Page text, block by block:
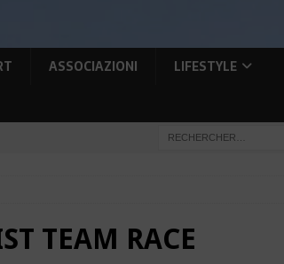
ASSOCIAZIONI
LIFESTYLE
TEAM RACE